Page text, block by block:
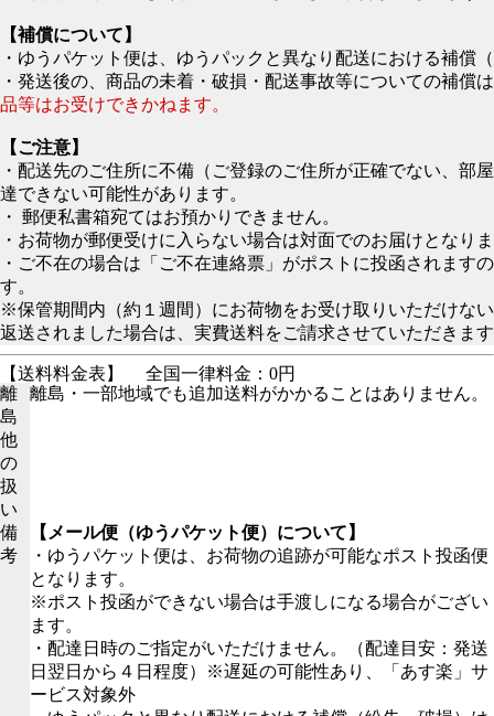
【補償について】
・ゆうパケット便は、ゆうパックと異なり配送における補償
・発送後の、商品の未着・破損・配送事故等についての補償
品等はお受けできかねます。
【ご注意】
・配送先のご住所に不備（ご登録のご住所が正確でない、部
達できない可能性があります。
・ 郵便私書箱宛てはお預かりできません。
・お荷物が郵便受けに入らない場合は対面でのお届けとなり
・ご不在の場合は「ご不在連絡票」がポストに投函されます
す。
※保管期間内（約１週間）にお荷物をお受け取りいただけな
返送されました場合は、実費送料をご請求させていただきま
【送料料金表】
全国一律料金：0円
離
島
他
の
扱
い
離島・一部地域でも追加送料がかかることはありません。
備
考
【メール便（ゆうパケット便）について】
・ゆうパケット便は、お荷物の追跡が可能なポスト投函便
となります。
※ポスト投函ができない場合は手渡しになる場合がござい
ます。
・配達日時のご指定がいただけません。（配達目安：発送
日翌日から４日程度）※遅延の可能性あり、「あす楽」サ
ービス対象外